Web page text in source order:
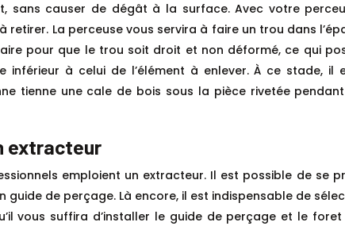
sans causer de dégât à la surface. Avec votre
retirer. La perceuse vous servira à faire un trou dans
pour que le trou soit droit et non déformé, ce qui
inférieur à celui de l’élément à enlever. À ce stade,
tienne une cale de bois sous la pièce rivetée
extracteur
emploient un extracteur. Il est possible de se
guide de perçage. Là encore, il est indispensable de
vous suffira d’installer le guide de perçage et le